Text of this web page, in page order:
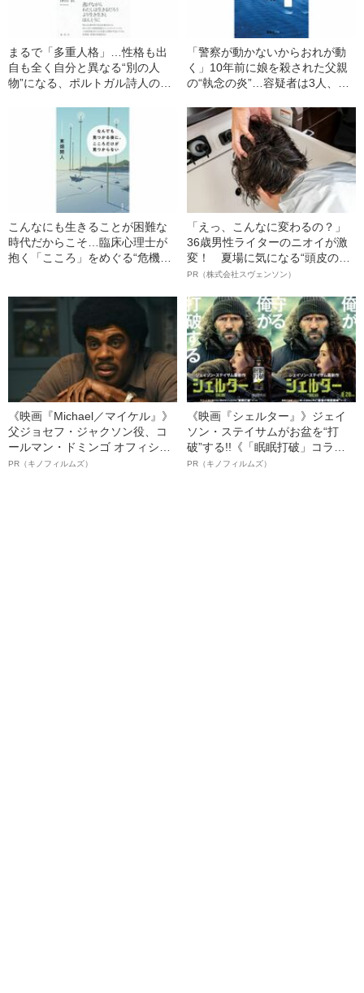
まるで「多重人格」…性格も出
自も全く自分と異なる“別の人
物”になる、ポルトガル詩人の特
「警察が動かないからおれが動
く」10年前に娘を殺された父親
の“執念の炎”…容疑者は3人、真
こんなにも生きることが困難な
時代だからこそ…臨床心理士が
抱く「こころ」をめぐる“危機
「えっ、こんなに変わるの？」
36歳男性ライターのニオイが激
変！ 夏場に気になる“頭皮のニ
オイ”や“ベタつき”を解消す
ト”が生み出した徹底ケアとは
PR（株式会社スヴェンソン）
《映画『Michael／マイケル』》
父ジョセフ・ジャクソン役、コ
ールマン・ドミンゴ オフィシャ
ルインタビュー“観客を魅了した
PR（キノフィルムズ）
《映画『シェルター』》ジェイ
ソン・ステイサムがお盆を“打
破”する!!《「眠眠打破」コラ
ボ》
PR（キノフィルムズ）